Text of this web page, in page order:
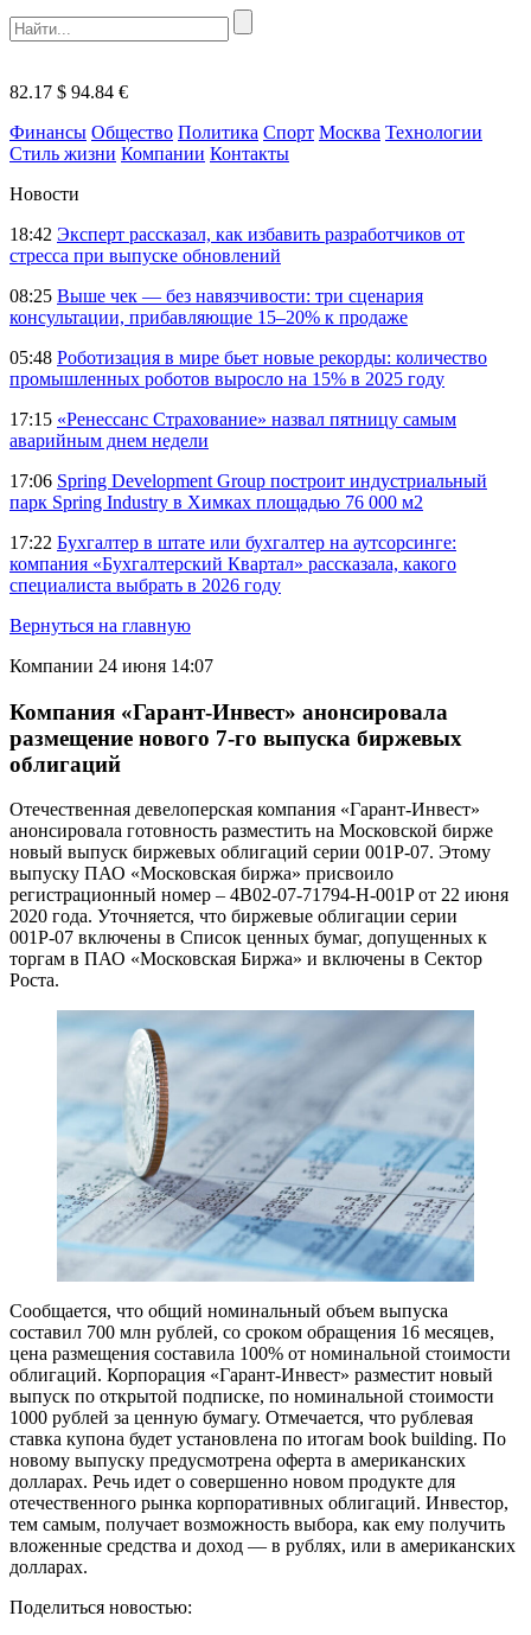
82.17 $ 94.84 €
Финансы Общество Политика Спорт Москва Технологии
Стиль жизни Компании Контакты
Новости
18:42 Эксперт рассказал, как избавить разработчиков от
стресса при выпуске обновлений
08:25 Выше чек — без навязчивости: три сценария
консультации, прибавляющие 15–20% к продаже
05:48 Роботизация в мире бьет новые рекорды: количество
промышленных роботов выросло на 15% в 2025 году
17:15 «Ренессанс Страхование» назвал пятницу самым
аварийным днем недели
17:06 Spring Development Group построит индустриальный
парк Spring Industry в Химках площадью 76 000 м2
17:22 Бухгалтер в штате или бухгалтер на аутсорсинге:
компания «Бухгалтерский Квартал» рассказала, какого
специалиста выбрать в 2026 году
Вернуться на главную
Компании 24 июня 14:07
Компания «Гарант-Инвест» анонсировала
размещение нового 7-го выпуска биржевых
облигаций
Отечественная девелоперская компания «Гарант-Инвест»
анонсировала готовность разместить на Московской бирже
новый выпуск биржевых облигаций серии 001Р-07. Этому
выпуску ПАО «Московская биржа» присвоило
регистрационный номер – 4B02-07-71794-H-001P от 22 июня
2020 года. Уточняется, что биржевые облигации серии
001Р-07 включены в Список ценных бумаг, допущенных к
торгам в ПАО «Московская Биржа» и включены в Сектор
Роста.
Сообщается, что общий номинальный объем выпуска
составил 700 млн рублей, со сроком обращения 16 месяцев,
цена размещения составила 100% от номинальной стоимости
облигаций. Корпорация «Гарант-Инвест» разместит новый
выпуск по открытой подписке, по номинальной стоимости
1000 рублей за ценную бумагу. Отмечается, что рублевая
ставка купона будет установлена по итогам book building. По
новому выпуску предусмотрена оферта в американских
долларах. Речь идет о совершенно новом продукте для
отечественного рынка корпоративных облигаций. Инвестор,
тем самым, получает возможность выбора, как ему получить
вложенные средства и доход — в рублях, или в американских
долларах.
Поделиться новостью: